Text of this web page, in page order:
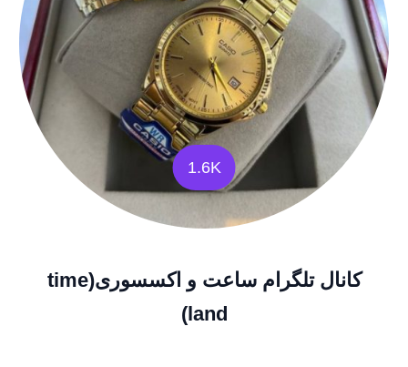
1.6K
کانال تلگرام ساعت و اکسسوری(time
land)